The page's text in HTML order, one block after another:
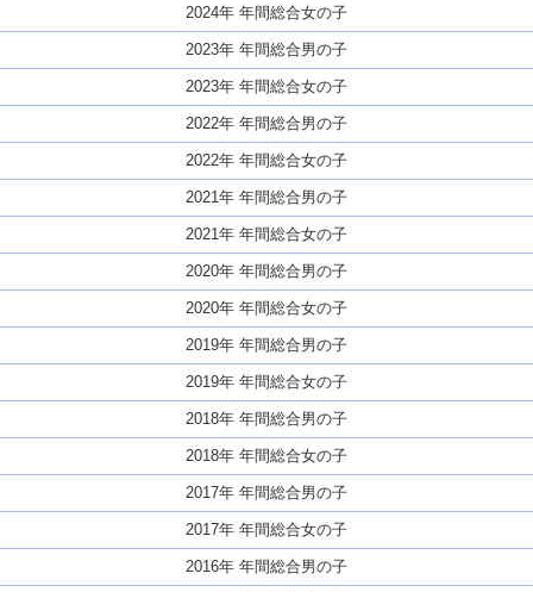
2024年 年間総合女の子
2023年 年間総合男の子
2023年 年間総合女の子
2022年 年間総合男の子
2022年 年間総合女の子
2021年 年間総合男の子
2021年 年間総合女の子
2020年 年間総合男の子
2020年 年間総合女の子
2019年 年間総合男の子
2019年 年間総合女の子
2018年 年間総合男の子
2018年 年間総合女の子
2017年 年間総合男の子
2017年 年間総合女の子
2016年 年間総合男の子